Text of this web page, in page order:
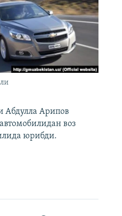
Абдулла Арипов
воз
юрибди.